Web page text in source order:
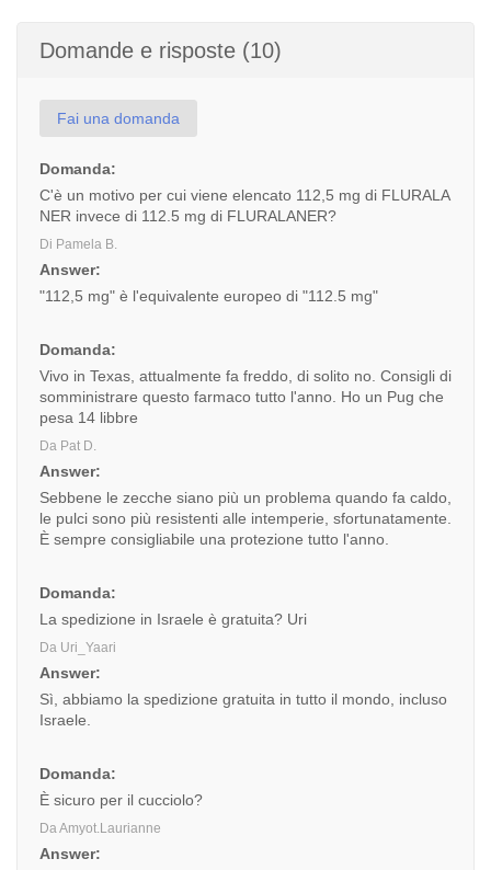
Domande e risposte (10)
Fai una domanda
Domanda:
C'è un motivo per cui viene elencato 112,5 mg di FLURALA
NER invece di 112.5 mg di FLURALANER?
Di Pamela B.
Answer:
"112,5 mg" è l'equivalente europeo di "112.5 mg"
Domanda:
Vivo in Texas, attualmente fa freddo, di solito no. Consigli di
somministrare questo farmaco tutto l'anno. Ho un Pug che
pesa 14 libbre
Da Pat D.
Answer:
Sebbene le zecche siano più un problema quando fa caldo,
le pulci sono più resistenti alle intemperie, sfortunatamente.
È sempre consigliabile una protezione tutto l'anno.
Domanda:
La spedizione in Israele è gratuita? Uri
Da Uri_Yaari
Answer:
Sì, abbiamo la spedizione gratuita in tutto il mondo, incluso
Israele.
Domanda:
È sicuro per il cucciolo?
Da Amyot.Laurianne
Answer: